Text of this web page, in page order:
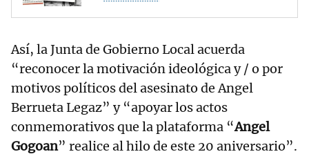
Así, la Junta de Gobierno Local acuerda
“reconocer la motivación ideológica y / o por
motivos políticos del asesinato de Angel
Berrueta Legaz” y “apoyar los actos
conmemorativos que la plataforma “Angel
Gogoan” realice al hilo de este 20 aniversario”.